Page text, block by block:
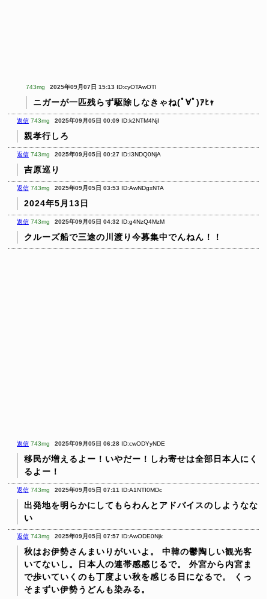
743mg 2025年09月07日 15:13 ID:cyOTAwOTI
ニガーが一匹残らず駆除しなきゃね(ﾟ∀ﾟ)ｱﾋｬ
返信 743mg 2025年09月05日 00:09 ID:k2NTM4NjI
親孝行しろ
返信 743mg 2025年09月05日 00:27 ID:I3NDQ0NjA
吉原巡り
返信 743mg 2025年09月05日 03:53 ID:AwNDgxNTA
2024年5月13日
返信 743mg 2025年09月05日 04:32 ID:g4NzQ4MzM
クルーズ船で三途の川渡り今募集中でんねん！！
返信 743mg 2025年09月05日 06:28 ID:cwODYyNDE
移民が増えるよー！いやだー！しわ寄せは全部日本人にく
るよー！
返信 743mg 2025年09月05日 07:11 ID:A1NTI0MDc
出発地を明らかにしてもらわんとアドバイスのしようなな
い
返信 743mg 2025年09月05日 07:57 ID:AwODE0Njk
秋はお伊勢さんまいりがいいよ。
中韓の鬱陶しい観光客
いてないし。日本人の連帯感感じるで。
外宮から内宮ま
で歩いていくのも丁度よい秋を感じる日になるで。
くっ
そまずい伊勢うどんも染みる。